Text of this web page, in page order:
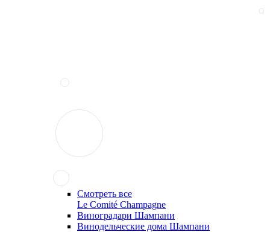
Смотреть все
Le Comité Champagne
Виноградари Шампани
Винодельческие дома Шампани